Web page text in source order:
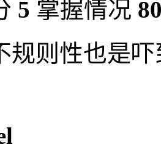
5 掌握情况
规则性也是